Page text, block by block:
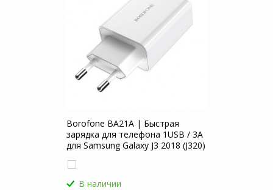
Borofone BA21A | Быстрая
зарядка для телефона 1USB / 3A
для Samsung Galaxy J3 2018 (J320)
В наличии